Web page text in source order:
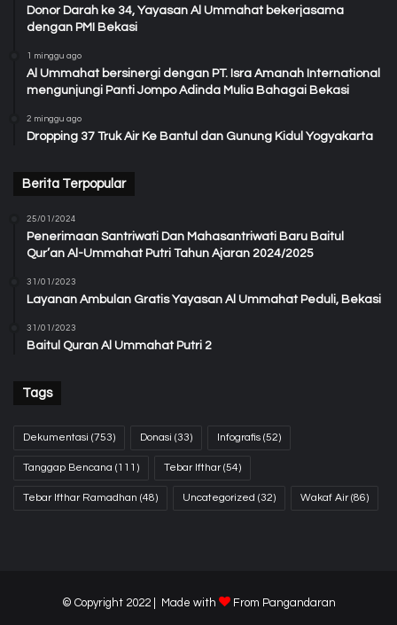
Donor Darah ke 34, Yayasan Al Ummahat bekerjasama
dengan PMI Bekasi
1 minggu ago
Al Ummahat bersinergi dengan PT. Isra Amanah International
mengunjungi Panti Jompo Adinda Mulia Bahagai Bekasi
2 minggu ago
Dropping 37 Truk Air Ke Bantul dan Gunung Kidul Yogyakarta
Berita Terpopular
25/01/2024
Penerimaan Santriwati Dan Mahasantriwati Baru Baitul
Qur’an Al-Ummahat Putri Tahun Ajaran 2024/2025
31/01/2023
Layanan Ambulan Gratis Yayasan Al Ummahat Peduli, Bekasi
31/01/2023
Baitul Quran Al Ummahat Putri 2
Tags
Dekumentasi (753) Donasi (33) Infografis (52)
Tanggap Bencana (111) Tebar Ifthar(54)
Tebar Ifthar Ramadhan (48) Uncategorized (32) Wakaf Air(86)
© Copyright 2022 | Made with From Pangandaran